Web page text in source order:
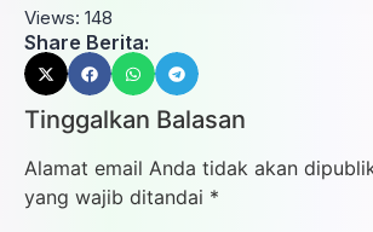
Views: 148
Share Berita:
Tinggalkan Balasan
Alamat email Anda tidak akan
yang wajib ditandai *